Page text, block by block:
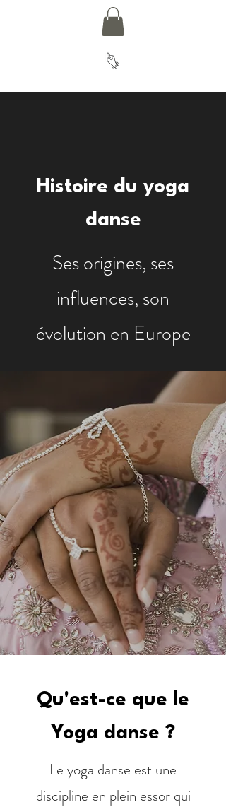
Histoire du yoga
danse
Ses origines, ses
influences, son
évolution en Europe
Qu'est-ce que le
Yoga danse ?
Le yoga danse est une
discipline en plein essor qui